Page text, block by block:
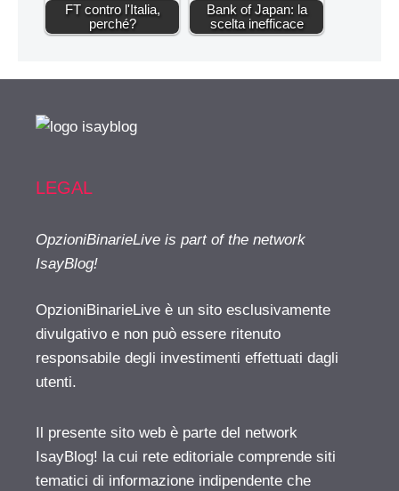
FT contro l'Italia,
perché?
Bank of Japan: la
scelta inefficace
LEGAL
OpzioniBinarieLive is part of the network
IsayBlog!
OpzioniBinarieLive è un sito esclusivamente
divulgativo e non può essere ritenuto
responsabile degli investimenti effettuati dagli
utenti.
Il presente sito web è parte del network
IsayBlog! la cui rete editoriale comprende siti
tematici di informazione indipendente che